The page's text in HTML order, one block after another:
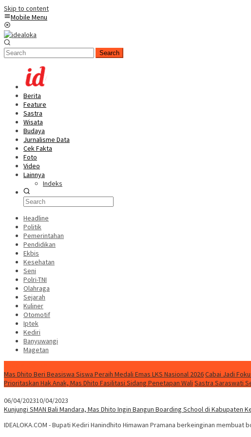
Skip to content
Mobile Menu
Search
Berita
Feature
Sastra
Wisata
Budaya
Jurnalisme Data
Cek Fakta
Foto
Video
Lainnya
Indeks
Headline
Politik
Pemerintahan
Pendidikan
Ekbis
Kesehatan
Seni
Polri-TNI
Olahraga
Sejarah
Kuliner
Otomotif
Iptek
Kediri
Banyuwangi
Magetan
Mas Dhito Beri Beasiswa Siswa Peraih Medali Emas LKS Nasional 2026Cabai Jadi
Prioritaskan Hak Anak, Mas Dhito Fasilitasi Sidang Penetapan Wali Sastra Saraswati
06/04/202310/04/2023
Kunjungi SMAN Bali Mandara, Mas Dhito Ingin Bangun Boarding School di Kabupaten
IDEALOKA.COM - Bupati Kediri Hanindhito Himawan Pramana berkeinginan